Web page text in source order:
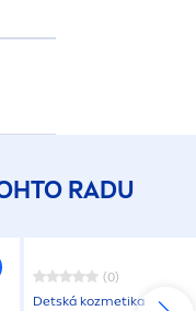
RADU
(0)
Detská kozmetika